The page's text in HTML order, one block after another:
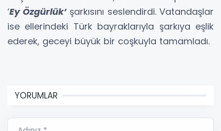
‘Ey Özgürlük’şarkısını seslendirdi. Vatandaşlar
ise ellerindeki Türk bayraklarıyla şarkıya eşlik
ederek, geceyi büyük bir coşkuyla tamamladı.
YORUMLAR